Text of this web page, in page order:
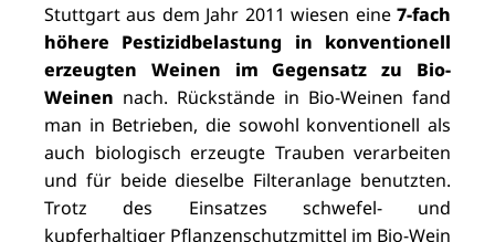
Stuttgart aus dem Jahr 2011 wiesen eine 7-fach
höhere Pestizidbelastung in konventionell
erzeugten Weinen im Gegensatz zu Bio-
Weinen nach. Rückstände in Bio-Weinen fand
man in Betrieben, die sowohl konventionell als
auch biologisch erzeugte Trauben verarbeiten
und für beide dieselbe Filteranlage benutzten.
Trotz des Einsatzes schwefel- und
kupferhaltiger Pflanzenschutzmittel im Bio-Wein